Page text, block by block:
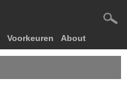
Voorkeuren About